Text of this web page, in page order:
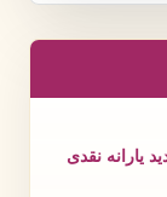
یارانه نقدی